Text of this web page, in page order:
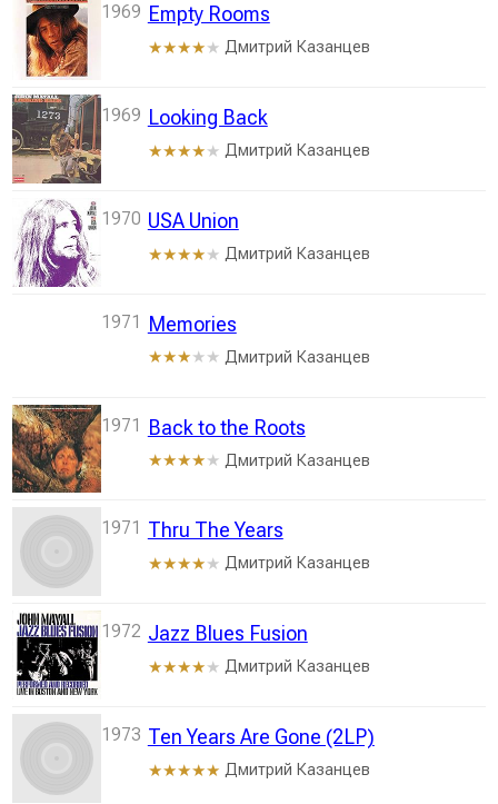
1969 Empty Rooms
★★★★★ Дмитрий Казанцев
1969 Looking Back
★★★★★ Дмитрий Казанцев
1970 USA Union
★★★★★ Дмитрий Казанцев
1971 Memories
★★★★★ Дмитрий Казанцев
1971 Back to the Roots
★★★★★ Дмитрий Казанцев
1971 Thru The Years
★★★★★ Дмитрий Казанцев
1972 Jazz Blues Fusion
★★★★★ Дмитрий Казанцев
1973 Ten Years Are Gone (2LP)
★★★★★ Дмитрий Казанцев